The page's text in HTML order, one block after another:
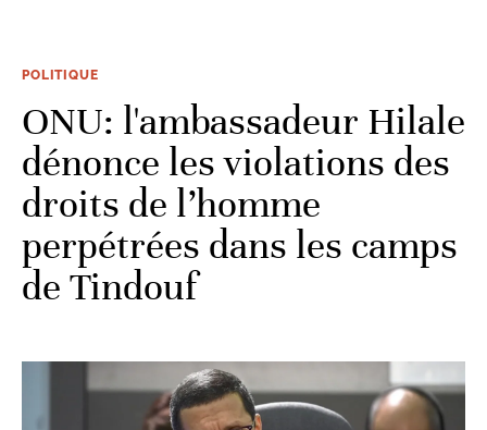
POLITIQUE
ONU: l'ambassadeur Hilale
dénonce les violations des
droits de l’homme
perpétrées dans les camps
de Tindouf